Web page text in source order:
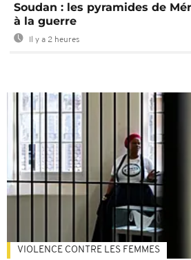
Soudan : les pyramides de
à la guerre
Il y a 2 heures
VIOLENCE CONTRE LES FEMMES